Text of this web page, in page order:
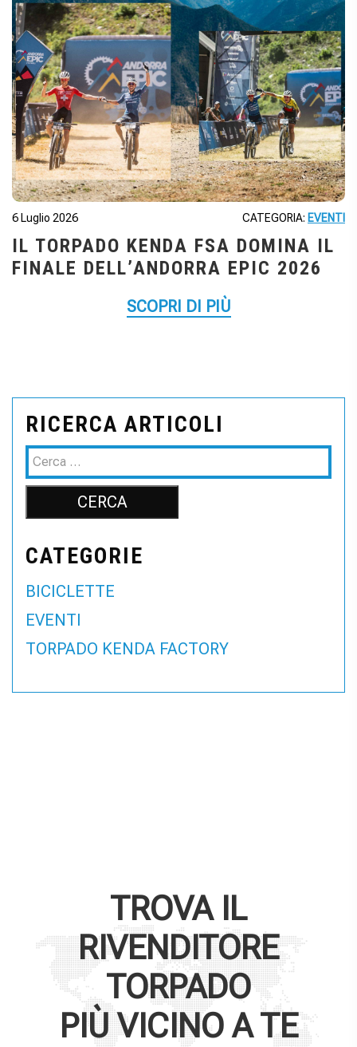
6 Luglio 2026 CATEGORIA: EVENTI
IL TORPADO KENDA FSA DOMINA IL
FINALE DELL’ANDORRA EPIC 2026
SCOPRI DI PIÙ
RICERCA ARTICOLI
CATEGORIE
BICICLETTE
EVENTI
TORPADO KENDA FACTORY
TROVA IL
RIVENDITORE
TORPADO
PIÙ VICINO A TE